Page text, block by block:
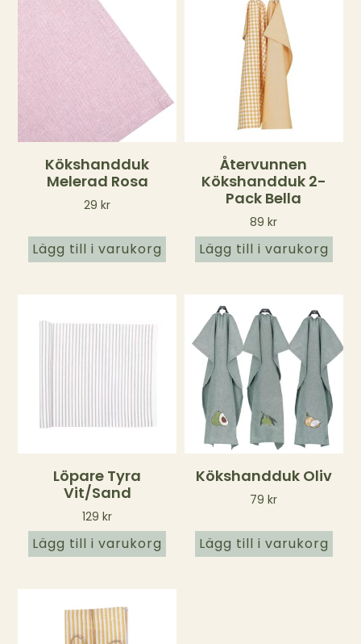
Kökshandduk
Melerad Rosa
29kr
Lägg till i varukorg
Återvunnen
Kökshandduk 2-
Pack Bella
89kr
Lägg till i varukorg
Löpare Tyra
Vit/sand
129kr
Lägg till i varukorg
Kökshandduk Oliv
79kr
Lägg till i varukorg